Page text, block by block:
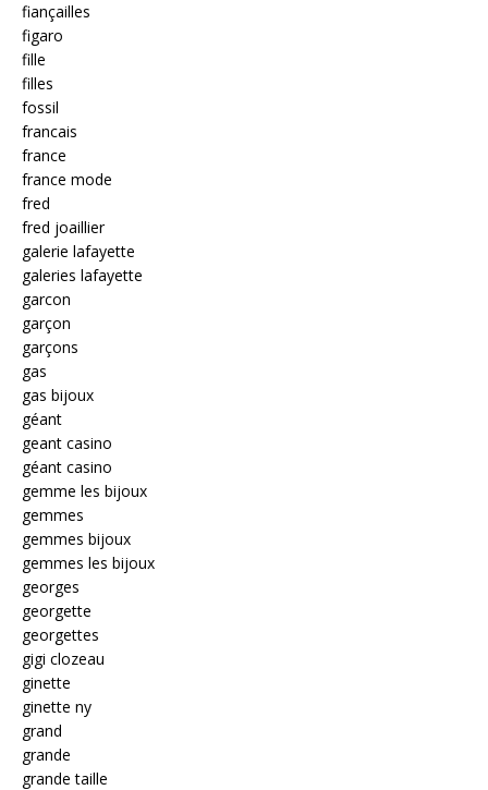
fiançailles
figaro
fille
filles
fossil
francais
france
france mode
fred
fred joaillier
galerie lafayette
galeries lafayette
garcon
garçon
garçons
gas
gas bijoux
géant
geant casino
géant casino
gemme les bijoux
gemmes
gemmes bijoux
gemmes les bijoux
georges
georgette
georgettes
gigi clozeau
ginette
ginette ny
grand
grande
grande taille